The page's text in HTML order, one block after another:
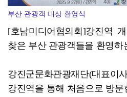
부산 관광객 대상 환영식
[호남미디어협의회]강진역
찾은 부산 관광객들을 환영하
강진군문화관광재단(대표이
강진역을 통해 처음으로 방